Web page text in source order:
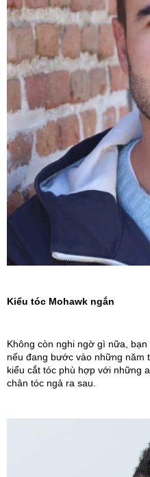
Kiểu tóc Mohawk ngắn
Không còn nghi ngờ gì nữa,
nếu đang bước vào những năm
kiểu cắt tóc phù hợp với những
chân tóc ngả ra sau.